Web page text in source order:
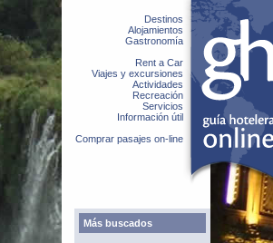
Destinos
Alojamientos
Gastronomía
Rent a Car
Viajes y excursiones
Actividades
Recreación
Servicios
Información útil
Comprar pasajes on-line
Más buscados